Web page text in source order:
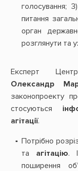
голосування;
питання
орган
розглянути та
Експерт
Олександр
законопроекту
стосуються
агітації.
Потрібно
та агітацію.
поширення